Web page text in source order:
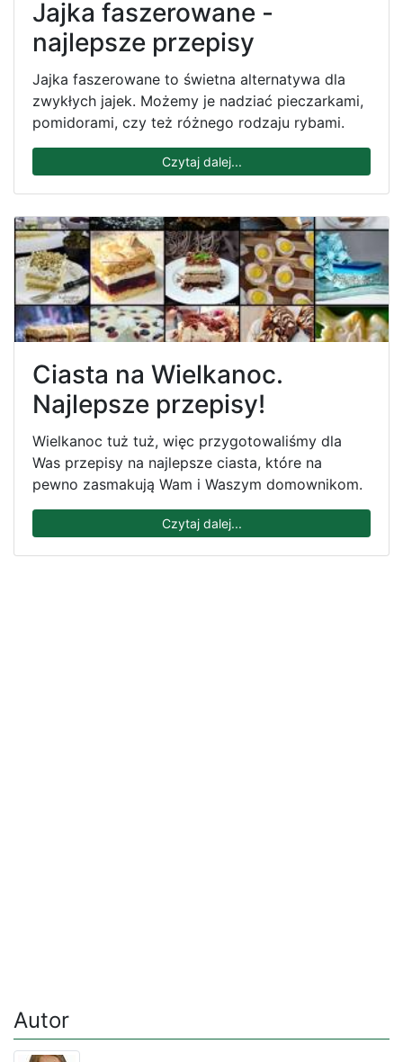
Jajka faszerowane -
najlepsze przepisy
Jajka faszerowane to świetna alternatywa dla
zwykłych jajek. Możemy je nadziać pieczarkami,
pomidorami, czy też różnego rodzaju rybami.
Czytaj dalej...
Ciasta na Wielkanoc.
Najlepsze przepisy!
Wielkanoc tuż tuż, więc przygotowaliśmy dla
Was przepisy na najlepsze ciasta, które na
pewno zasmakują Wam i Waszym domownikom.
Czytaj dalej...
Autor